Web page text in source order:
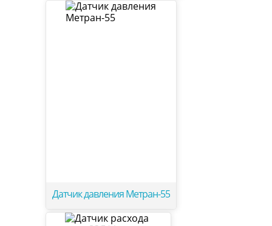
Датчик давления Метран-55